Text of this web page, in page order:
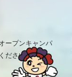
ープンキャンパ
ださい。